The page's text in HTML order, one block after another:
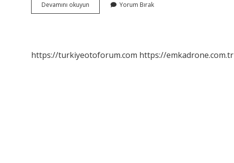
Devamını okuyun
Ne
Yorum Bırak
https://turkiyeotoforum.com https://emkadrone.com.tr